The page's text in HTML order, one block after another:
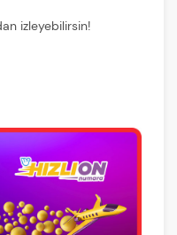
izleyebilirsin!